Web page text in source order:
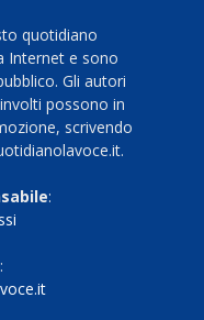
quotidiano
Internet e sono
Gli autori
possono in
scrivendo
:
: